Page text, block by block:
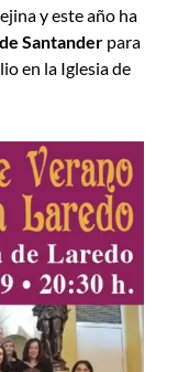
y este año ha
Santander para
en la Iglesia de